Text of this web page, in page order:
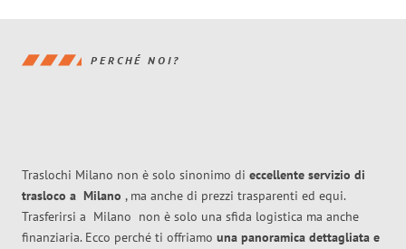
PERCHÉ NOI?
Traslochi Milano non è solo sinonimo di eccellente servizio di
trasloco a Milano , ma anche di prezzi trasparenti ed equi.
Trasferirsi a Milano non è solo una sfida logistica ma anche
finanziaria. Ecco perché ti offriamo una panoramica dettagliata e